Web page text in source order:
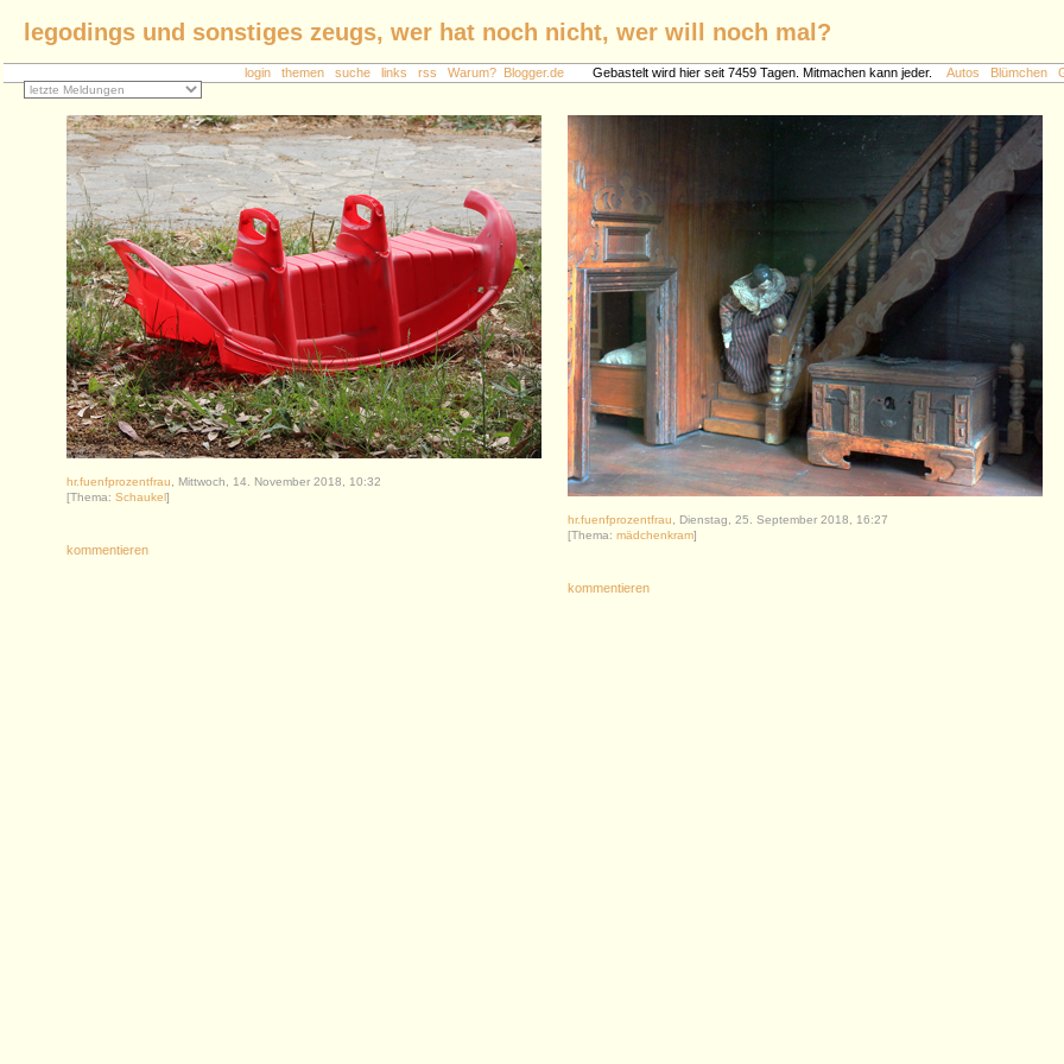
legodings und sonstiges zeugs, wer hat noch nicht, wer will noch mal?
login themen suche links rss Warum? Blogger.de Gebastelt wird hier seit 7459 Tagen. Mitmachen kann jeder. Autos Blümchen
hr.fuenfprozentfrau , Mittwoch, 14. November 2018, 10:32
[Thema: Schaukel]
kommentieren
hr.fuenfprozentfrau , Dienstag, 25. September 2018, 16:27
[Thema: mädchenkram]
kommentieren